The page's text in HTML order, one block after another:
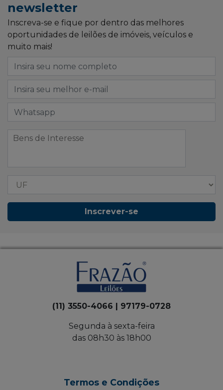
newsletter
Inscreva-se e fique por dentro das melhores
oportunidades de leilões de imóveis, veículos e
muito mais!
Inscrever-se
(11) 3550-4066 | 97179-0728
Segunda à sexta-feira
das 08h30 às 18h00
Termos e Condições